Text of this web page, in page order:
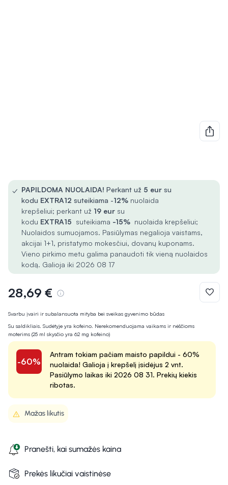
Svarbu įvairi ir subalansuota mityba bei sveikas gyvenimo būdas
Su saldikliais. Sudėtyje yra kofeino. Nerekomenduojama vaikams ir nėščioms
moterims (25 ml skysčio yra 62 mg kofeino)
-60%
Antram tokiam pačiam maisto papildui - 60%
nuolaida! Galioja į krepšelį įsidėjus 2 vnt.
Pasiūlymo laikas iki 2026 08 31. Prekių kiekis
ribotas.
Mažas likutis
✓ PAPILDOMA NUOLAIDA! Perkant už 5 eur su
kodu EXTRA12 suteikiama -12% nuolaida
krepšeliui; perkant už 19 eur su
kodu EXTRA15 suteikiama -15% nuolaida krepšeliui;
Nuolaidos sumuojamos. Pasiūlymas negalioja vaistams,
akcijai 1+1, pristatymo mokesčiui, dovanų kuponams.
Vieno pirkimo metu galima panaudoti tik vieną nuolaidos
kodą. Galioja iki 2026 08 17
28,69 €
Pranešti, kai sumažės kaina
Prekės likučiai vaistinėse